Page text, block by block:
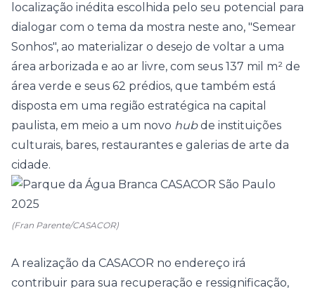
localização inédita escolhida pelo seu potencial para
dialogar com o tema da mostra neste ano, "Semear
Sonhos", ao materializar o desejo de voltar a uma
área arborizada e ao ar livre, com seus 137 mil m² de
área verde e seus 62 prédios, que também está
disposta em uma região estratégica na capital
paulista, em meio a um novo hubde instituições
culturais, bares, restaurantes e galerias de arte da
cidade.
(Fran Parente/CASACOR)
A realização da CASACOR no endereço irá
contribuir para sua recuperação e ressignificação,